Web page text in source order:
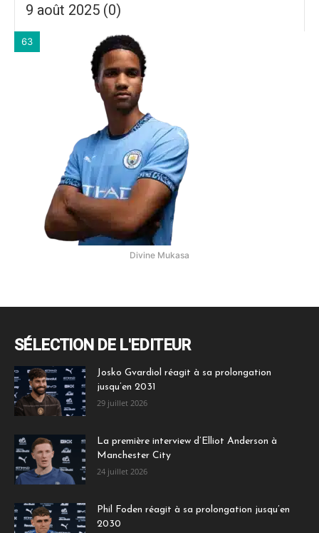
9 août 2025 (0)
63
Divine Mukasa
SÉLECTION DE L'EDITEUR
Josko Gvardiol réagit à sa prolongation
jusqu’en 2031
29 juillet 2026
La première interview d’Elliot Anderson à
Manchester City
24 juillet 2026
Phil Foden réagit à sa prolongation jusqu’en
2030